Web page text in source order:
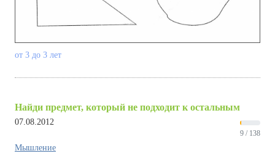
от 3 до 3 лет
Найди предмет, который не подходит к остальным
07.08.2012
9 / 138
Мышление